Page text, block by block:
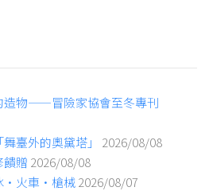
造物——冒險家協會至冬專刊
臺外的奧黛塔」
2026/08/08
饋贈 2026/08/08
·火車·槍械2026/08/07